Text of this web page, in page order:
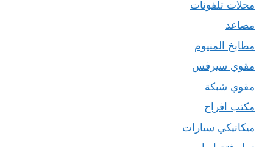
محلات تلفونات
مصاعد
مطابخ المنيوم
مقوي سيرفس
مقوي شبكة
مكتب افراح
ميكانيكي سيارات